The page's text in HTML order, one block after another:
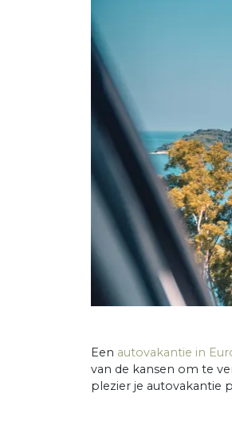
Een autovakantie in
van de kansen om te
plezier je autovakantie